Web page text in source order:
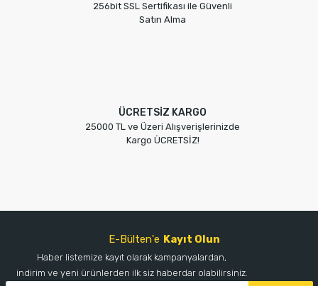
256bit SSL Sertifikası ile Güvenli
Satın Alma
ÜCRETSİZ KARGO
25000 TL ve Üzeri Alışverişlerinizde
Kargo ÜCRETSİZ!
E-Bülten'e Kayıt Olun
Haber listemize kayıt olarak kampanyalardan,
indirim ve yeni ürünlerden ilk siz haberdar olabilirsiniz.